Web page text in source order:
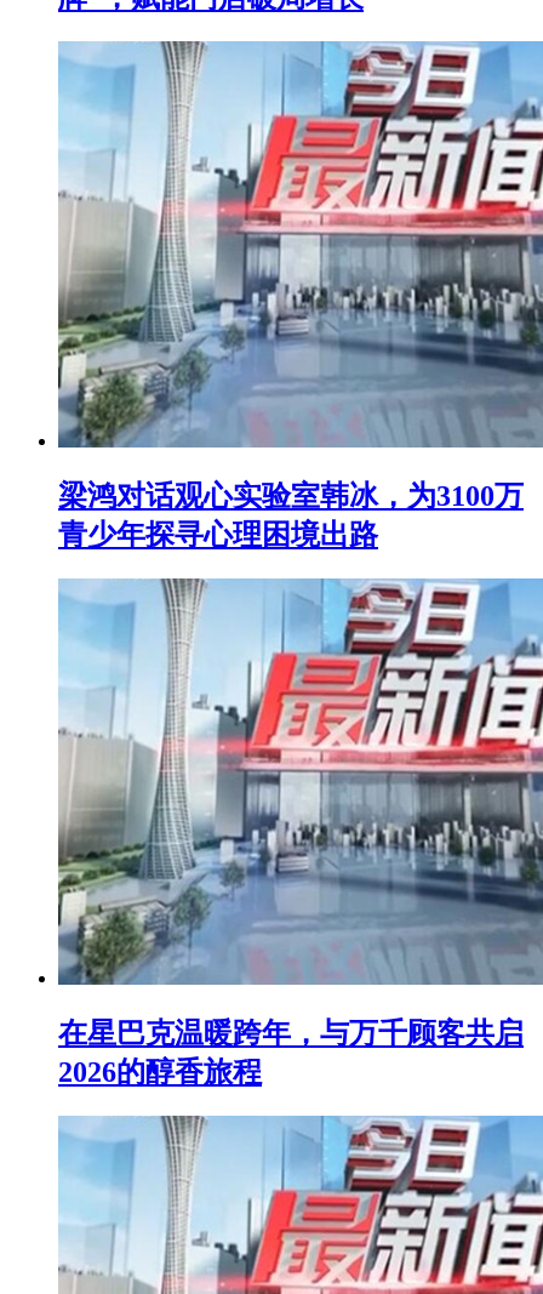
梁鸿对话观心实验室韩冰，为3100万
青少年探寻心理困境出路
在星巴克温暖跨年，与万千顾客共启
2026的醇香旅程